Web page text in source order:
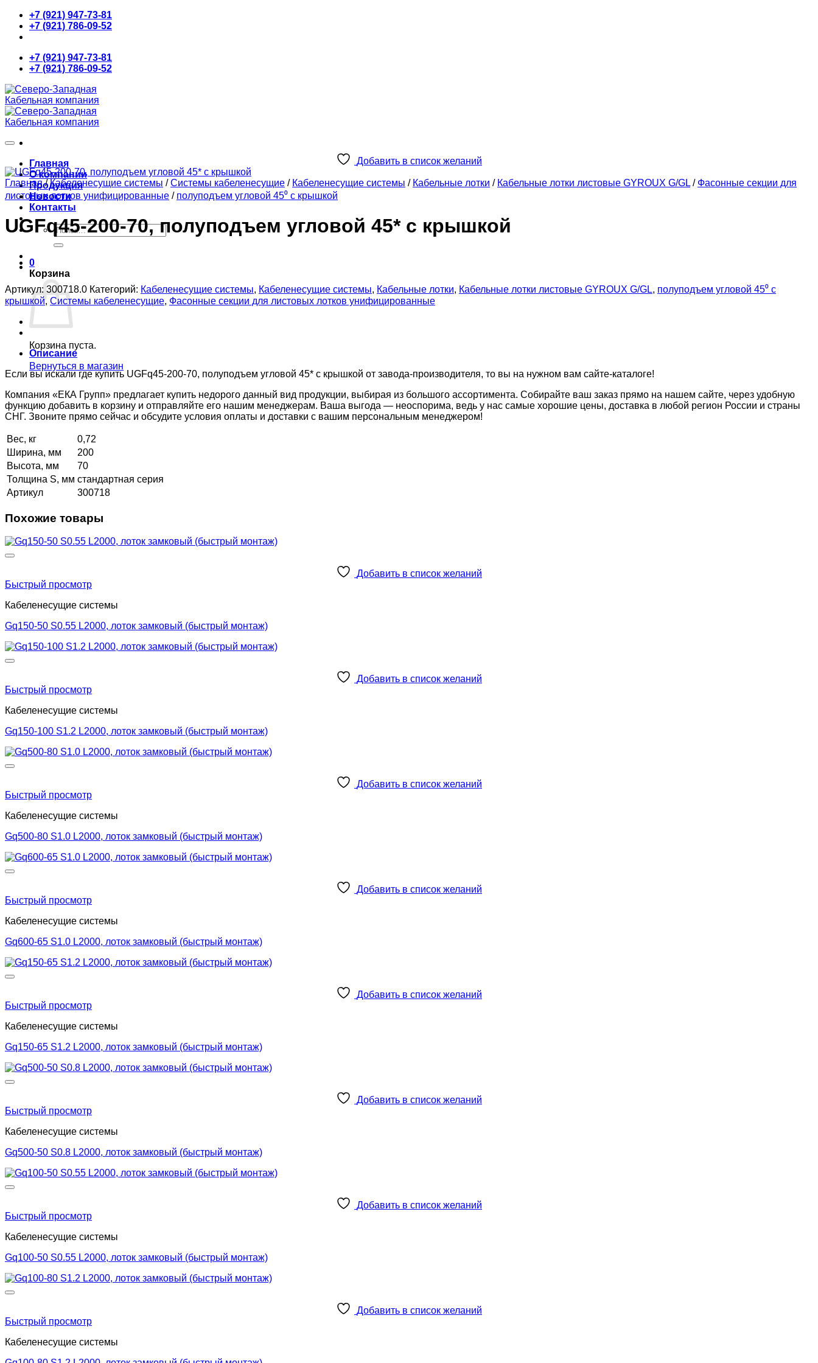
Skip
content
+7 (921) 947-73-81
+7 (921) 786-09-52
+7 (921) 947-73-81
+7 (921) 786-09-52
Главная
О компании
Продукция
Новости
Контакты
Искать:
0
Корзина
Корзина пуста.
Вернуться в магазин
Добавить в список желаний
Главная / Кабеленесущие системы / Системы кабеленесущие / Кабеленесущие системы / Кабельные лотки / Кабельные лотки листовые GYROUX G/GL / Фасонные секции для
листовых лотков унифицированные / полуподъем угловой 45⁰ с крышкой
UGFq45-200-70, полуподъем угловой 45* с крышкой
Артикул: 300718.0 Категорий: Кабеленесущие системы, Кабеленесущие системы, Кабельные лотки, Кабельные лотки листовые GYROUX G/GL, полуподъем угловой 45⁰ с
крышкой, Системы кабеленесущие, Фасонные секции для листовых лотков унифицированные
Описание
Если вы искали где купить UGFq45-200-70, полуподъем угловой 45* с крышкой от завода-производителя, то вы на нужном вам сайте-каталоге!
Компания «ЕКА Групп» предлагает купить недорого данный вид продукции, выбирая из большого ассортимента. Собирайте ваш заказ прямо на нашем сайте, через удобную
функцию добавить в корзину и отправляйте его нашим менеджерам. Ваша выгода — неоспорима, ведь у нас самые хорошие цены, доставка в любой регион России и страны
СНГ. Звоните прямо сейчас и обсудите условия оплаты и доставки с вашим персональным менеджером!
Вес, кг
0,72
Ширина, мм
200
Высота, мм
70
Толщина S, мм стандартная серия
Артикул
300718
Похожие товары
Добавить в список желаний
Быстрый просмотр
Кабеленесущие системы
Gq150-50 S0.55 L2000, лоток замковый (быстрый монтаж)
Добавить в список желаний
Быстрый просмотр
Кабеленесущие системы
Gq150-100 S1.2 L2000, лоток замковый (быстрый монтаж)
Добавить в список желаний
Быстрый просмотр
Кабеленесущие системы
Gq500-80 S1.0 L2000, лоток замковый (быстрый монтаж)
Добавить в список желаний
Быстрый просмотр
Кабеленесущие системы
Gq600-65 S1.0 L2000, лоток замковый (быстрый монтаж)
Добавить в список желаний
Быстрый просмотр
Кабеленесущие системы
Gq150-65 S1.2 L2000, лоток замковый (быстрый монтаж)
Добавить в список желаний
Быстрый просмотр
Кабеленесущие системы
Gq500-50 S0.8 L2000, лоток замковый (быстрый монтаж)
Добавить в список желаний
Быстрый просмотр
Кабеленесущие системы
Gq100-50 S0.55 L2000, лоток замковый (быстрый монтаж)
Добавить в список желаний
Быстрый просмотр
Кабеленесущие системы